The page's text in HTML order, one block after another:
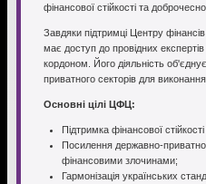
фінансової стійкості та
Завдяки підтримці Центру
має доступ до провідних експертів
кордоном. Його діяльність
приватного секторів для виконання
Основні цілі ЦФЦ:
Підтримка фінансової стійкості
Посилення державно-
фінансовими злочинами;
Гармонізація українських